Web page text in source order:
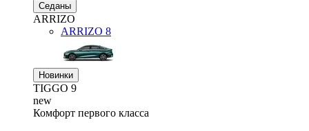
Седаны
ARRIZO
ARRIZO 8
Новинки
TIGGO 9
new
Комфорт первого класса